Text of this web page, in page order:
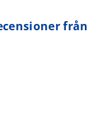
från